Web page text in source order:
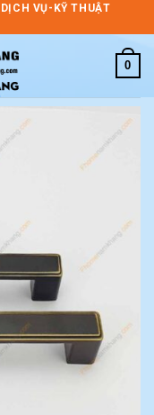
VỤ-KỸ THUẬT
0